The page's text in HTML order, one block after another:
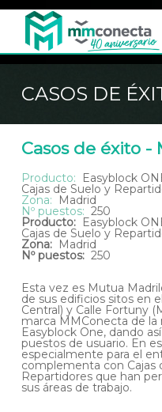
content
CASOS DE
Casos de éxito
Producto: Easyblock
Cajas de Suelo y
Zona: Madrid
Nº puestos: 250
Producto: Easyblock
Cajas de Suelo y
Zona: Madrid
Nº puestos: 250
Esta vez es Mutua
de sus edificios sitos en
Central) y Calle Fortuny
marca MMConecta de
Easyblock One, dando
puestos de usuario. En
especialmente para el
complementa con Cajas
Repartidores que han
sus áreas de trabajo.